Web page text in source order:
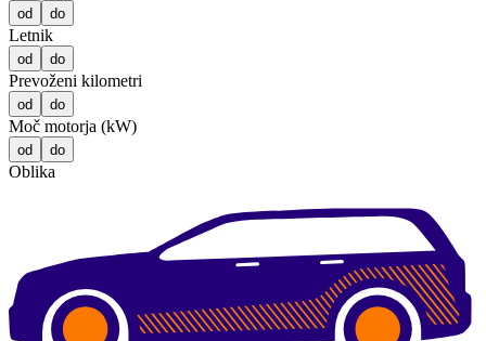
od do
Letnik
od do
Prevoženi kilometri
od do
Moč motorja (kW)
od do
Oblika